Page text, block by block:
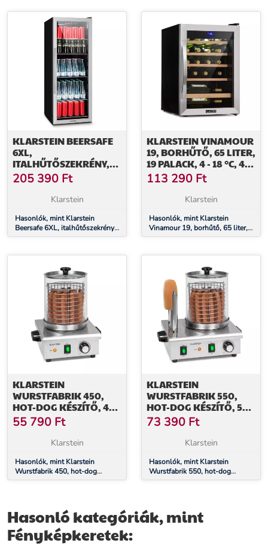
érintőképernyős, üveg
KLARSTEIN BEERSAFE
6XL,
ITALHŰTŐSZEKRÉNY,
201 LITER, 0 -10°C,
ÜVEG, G
ENERGIAHATÉKONYSÁGI
ROZSDAMENTES ACÉL
205 390 Ft
Klarstein
Hasonlók, mint Klarstein
Beersafe 6XL, italhűtőszekrény,
201 liter, 0 -10°C, üveg, G
rozsdamentes acél
KLARSTEIN VINAMOUR
19, BORHŰTŐ, 65 LITER,
19 PALACK, 4 - 18 °C, 40
DB, ÜVEG, FEKETE
113 290 Ft
Klarstein
Hasonlók, mint Klarstein
Vinamour 19, borhűtő, 65 liter,
19 palack, 4 - 18 °C, 40 dB,
KLARSTEIN
WURSTFABRIK 450,
HOT-DOG KÉSZÍTŐ, 450
W, 5 L, 30 - 100°C,
ÜVEG, ROZSDAMENTES
55 790 Ft
Klarstein
Hasonlók, mint Klarstein
Wurstfabrik 450, hot-dog
készítő, 450 W, 5 l, 30 - 100°C,
KLARSTEIN
WURSTFABRIK 550,
HOT-DOG KÉSZÍTŐ, 550
W, 5 L, 30 - 100 °C,
ÜVEG, ROZSDAMENTES
73 390 Ft
Klarstein
Hasonlók, mint Klarstein
Wurstfabrik 550, hot-dog
készítő, 550 W, 5 l, 30 - 100 °C,
Hasonló kategóriák, mint
Fényképkeretek: